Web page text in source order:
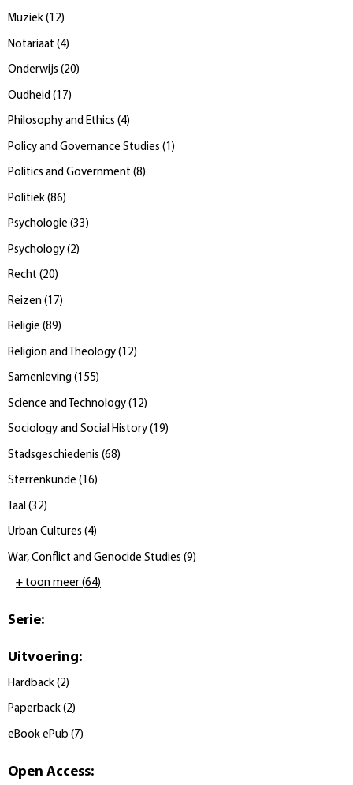
Muziek (12)
Notariaat (4)
Onderwijs (20)
Oudheid (17)
Philosophy and Ethics (4)
Policy and Governance Studies (1 )
Politics and Government (8)
Politiek (86)
Psychologie (33)
Psychology (2)
Recht (20)
Reizen (17)
Religie (89)
Religion and Theology (12)
Samenleving (155)
Science and Technology (12)
Sociology and Social History (19)
Stadsgeschiedenis (68)
Sterrenkunde (16)
Taal (32)
Urban Cultures (4)
War, Conflict and Genocide Studies (9)
+ toon meer (64)
Serie:
Uitvoering:
Hardback (2)
Paperback (2)
eBook ePub (7)
Open Access: